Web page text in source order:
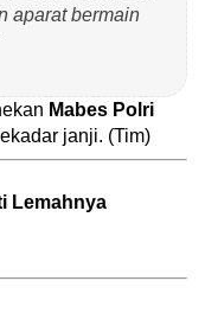
aparat bermain
Mabes Polri
janji. (Tim)
Lemahnya